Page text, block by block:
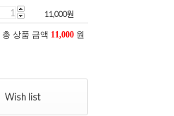
11,000원
총 상품 금액 11,000 원
Wish list